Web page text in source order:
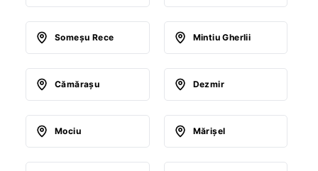
Someşu Rece Mintiu Gherlii
Cămăraşu Dezmir
Mociu Mărişel